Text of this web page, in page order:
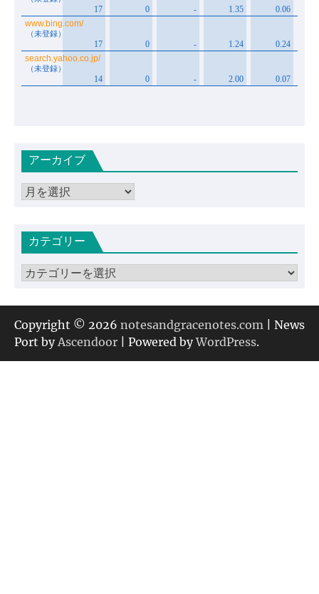
アーカイブ
ア
イカテゴリー
カ
ゴ
リ
ー
Copyright © 2026 notesandgracenotes.com | News
Port byAscendoor | Powered byWordPress.